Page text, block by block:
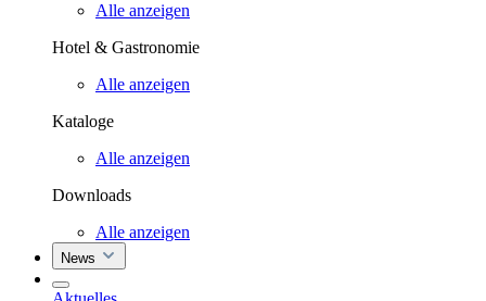
Alle anzeigen
Hotel & Gastronomie
Alle anzeigen
Kataloge
Alle anzeigen
Downloads
Alle anzeigen
News